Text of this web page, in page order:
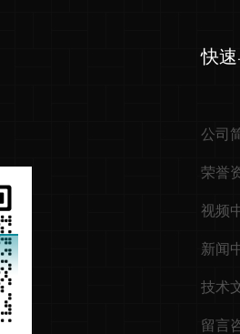
快
公司
荣誉
视频
新闻
技术
留言